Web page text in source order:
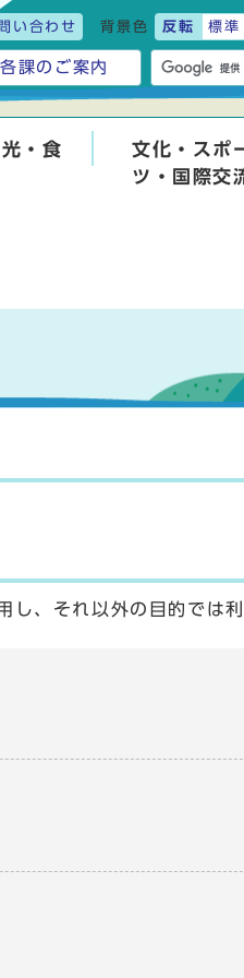
い合わせ 背景色 反転 標準
各課のご案内
・食
文化・スポ
ツ・国際交
、それ以外の目的では利